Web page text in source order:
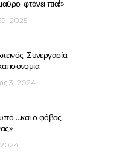
φτάνει πια!»
2025
Συνεργασία
ισονομία.
3, 2024
…και ο φόβος
2024